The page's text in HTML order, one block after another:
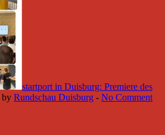
startport in Duisburg: Premiere des
by Rundschau Duisburg - No Comment